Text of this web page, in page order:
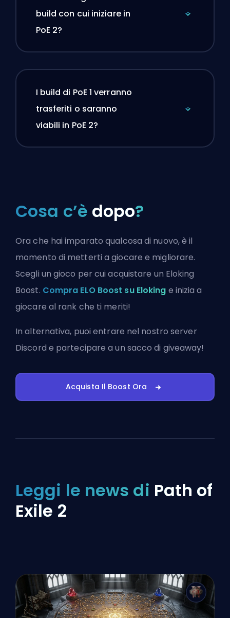
build con cui iniziare in
PoE 2?
I build di PoE 1 verranno
trasferiti o saranno
viabili in PoE 2?
Cosa c’è dopo?
Ora che hai imparato qualcosa di nuovo, è il
momento di metterti a giocare e migliorare.
Scegli un gioco per cui acquistare un Eloking
Boost. Compra ELO Boost su Eloking e inizia a
giocare al rank che ti meriti!
In alternativa, puoientrare nel nostro server
Discord e partecipare a un sacco di giveaway!
Acquista Il Boost Ora
Leggi le news di Path of
Exile 2